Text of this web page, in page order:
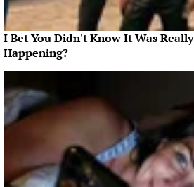
I Bet You Didn't Know It Was Really
Happening?